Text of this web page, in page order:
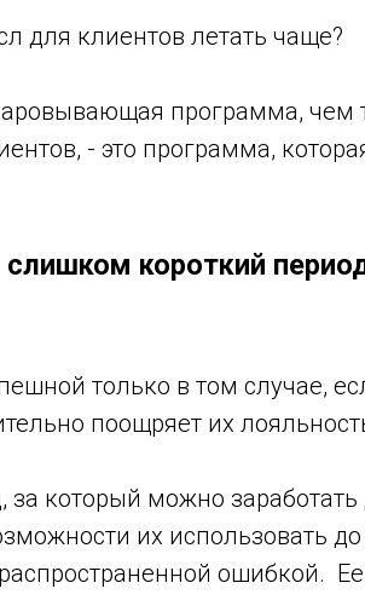
для клиентов летать чаще?
программа, чем
- это программа,
короткий
только в том случае,
поощряет их
который можно заработать
их использовать
ошибкой.